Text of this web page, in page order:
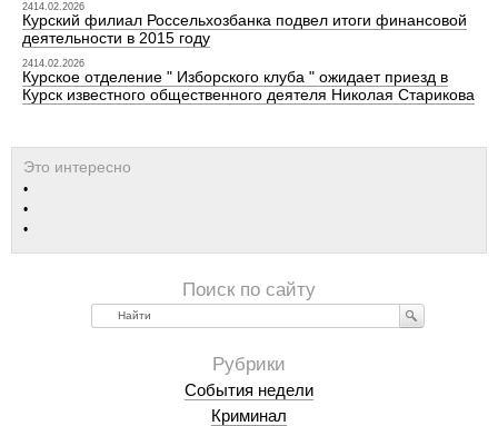
2414.02.2026
Курский филиал Россельхозбанка подвел итоги финансовой
деятельности в 2015 году
2414.02.2026
Курское отделение " Изборского клуба " ожидает приезд в
Курск известного общественного деятеля Николая Старикова
Найти
События недели
Криминал